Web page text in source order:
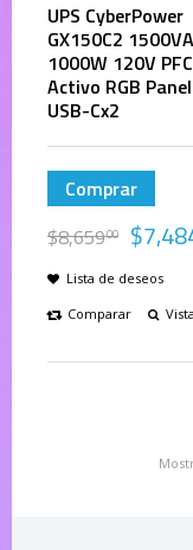
UPS CyberPower
GX150C2 1500VA
1000W 120V PFC
Activo RGB Panel
USB-Cx2
Comprar
$8,65900 $
Lista de deseos
Comparar